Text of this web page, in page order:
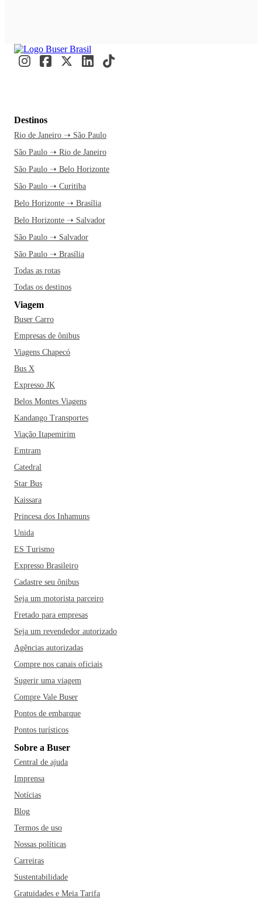
Destinos
Rio de Janeiro ➝ São Paulo
São Paulo ➝ Rio de Janeiro
São Paulo ➝ Belo Horizonte
São Paulo ➝ Curitiba
Belo Horizonte ➝ Brasília
Belo Horizonte ➝ Salvador
São Paulo ➝ Salvador
São Paulo ➝ Brasília
Todas as rotas
Todas os destinos
Viagem
Buser Carro
Empresas de ônibus
Viagens Chapecó
Bus X
Expresso JK
Belos Montes Viagens
Kandango Transportes
Viação Itapemirim
Emtram
Catedral
Star Bus
Kaissara
Princesa dos Inhamuns
Unida
ES Turismo
Expresso Brasileiro
Cadastre seu ônibus
Seja um motorista parceiro
Fretado para empresas
Seja um revendedor autorizado
Agências autorizadas
Compre nos canais oficiais
Sugerir uma viagem
Compre Vale Buser
Pontos de embarque
Pontos turísticos
Sobre a Buser
Central de ajuda
Imprensa
Notícias
Blog
Termos de uso
Nossas políticas
Carreiras
Sustentabilidade
Gratuidades e Meia Tarifa